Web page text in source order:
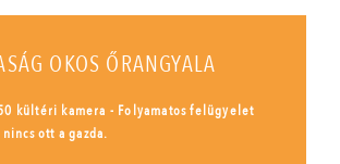
OKOS ŐRANGYALA
kültéri kamera - Folyamatos felügyelet
ott a gazda.